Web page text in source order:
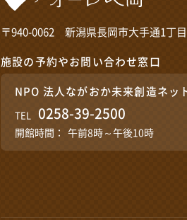
〒940-0062 新潟県長岡市大手通1丁
施設の予約やお問い合わせ窓口
NPO 法人ながおか未来創造ネッ
TEL 0258-39-2500
開館時間： 午前8時～午後10時